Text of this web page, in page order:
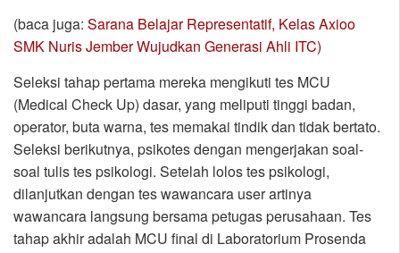
(baca juga: Sarana Belajar Representatif, Kelas Axioo
SMK Nuris Jember Wujudkan Generasi Ahli ITC)
Seleksi tahap pertama mereka mengikuti tes MCU
(Medical Check Up) dasar, yang meliputi tinggi badan,
operator, buta warna, tes memakai tindik dan tidak bertato.
Seleksi berikutnya, psikotes dengan mengerjakan soal-
soal tulis tes psikologi. Setelah lolos tes psikologi,
dilanjutkan dengan tes wawancara user artinya
wawancara langsung bersama petugas perusahaan. Tes
tahap akhir adalah MCU final di Laboratorium Prosenda